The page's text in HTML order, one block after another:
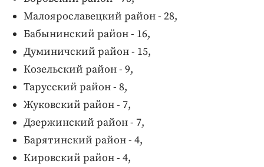
Малоярославецкий район - 28,
Бабынинский район - 16,
Думиничский район - 15,
Козельский район - 9,
Тарусский район - 8,
Жуковский район - 7,
Дзержинский район - 7,
Барятинский район - 4,
Кировский район - 4,